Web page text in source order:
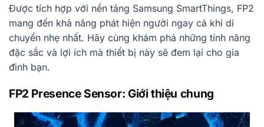
Được tích hợp với nền tảng Samsung SmartThings, FP2
mang đến khả năng phát hiện người ngay cả khi di
chuyển nhẹ nhất. Hãy cùng khám phá những tính năng
đặc sắc và lợi ích mà thiết bị này sẽ đem lại cho gia
đình bạn.
FP2 Presence Sensor: Giới thiệu chung